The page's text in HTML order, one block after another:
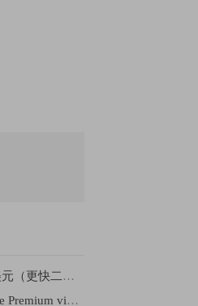
二十四小时）
还不进入车内吗